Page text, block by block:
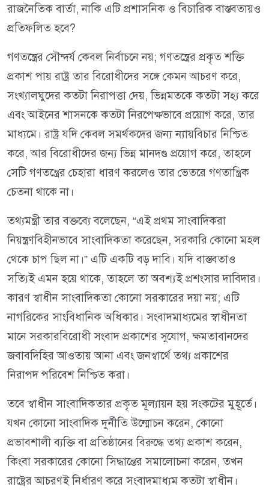
রাজনৈতিক বার্তা, নাকি এটি প্রশাসনিক ও বিচারিক বাস্তবতায়ও
প্রতিফলিত হবে?
গণতন্ত্রের সৌন্দর্য কেবল নির্বাচনে নয়; গণতন্ত্রের প্রকৃত শক্তি
প্রকাশ পায় রাষ্ট্র তার বিরোধীদের সঙ্গে কেমন আচরণ করে,
সংখ্যালঘুদের কতটা নিরাপত্তা দেয়, ভিন্নমতকে কতটা সহ্য করে
এবং আইনের শাসনকে কতটা নিরপেক্ষভাবে প্রয়োগ করে, তার
মাধ্যমে। রাষ্ট্র যদি কেবল সমর্থকদের জন্য ন্যায়বিচার নিশ্চিত
করে, আর বিরোধীদের জন্য ভিন্ন মানদণ্ড প্রয়োগ করে, তাহলে
সেটি গণতন্ত্রের চেহারা ধারণ করলেও তার ভেতরে গণতান্ত্রিক
চেতনা থাকে না।
তথ্যমন্ত্রী তার বক্তব্যে বলেছেন, “এই প্রথম সাংবাদিকরা
নিয়ন্ত্রণবিহীনভাবে সাংবাদিকতা করেছেন, সরকারি কোনো মহল
থেকে চাপ ছিল না।” এটি একটি বড় দাবি। যদি বাস্তবতাও
সত্যিই এমন হয়ে থাকে, তাহলে তা অবশ্যই প্রশংসার দাবিদার।
কারণ স্বাধীন সাংবাদিকতা কোনো সরকারের দয়া নয়; এটি
নাগরিকের সাংবিধানিক অধিকার। সংবাদমাধ্যমের স্বাধীনতা
মানে সরকারবিরোধী সংবাদ প্রকাশের সুযোগ, ক্ষমতাবানদের
জবাবদিহির আওতায় আনা এবং জনস্বার্থে তথ্য প্রকাশের
নিরাপদ পরিবেশ নিশ্চিত করা।
তবে স্বাধীন সাংবাদিকতার প্রকৃত মূল্যায়ন হয় সংকটের মুহূর্তে।
যখন কোনো সাংবাদিক দুর্নীতি উন্মোচন করেন, কোনো
প্রভাবশালী ব্যক্তি বা প্রতিষ্ঠানের বিরুদ্ধে তথ্য প্রকাশ করেন,
কিংবা সরকারের কোনো সিদ্ধান্তের সমালোচনা করেন, তখন
রাষ্ট্রের আচরণই নির্ধারণ করে সংবাদমাধ্যম কতটা স্বাধীন।